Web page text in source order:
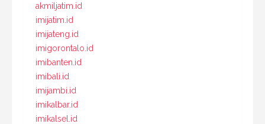
akmiljatim.id
imijatim.id
imijateng.id
imigorontalo.id
imibanten.id
imibali.id
imijambi.id
imikalbar.id
imikalsel.id